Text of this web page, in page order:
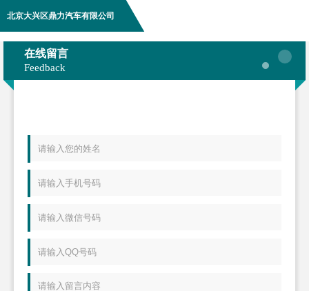
北京大兴区鼎力汽车有限公司
在线留言
Feedback